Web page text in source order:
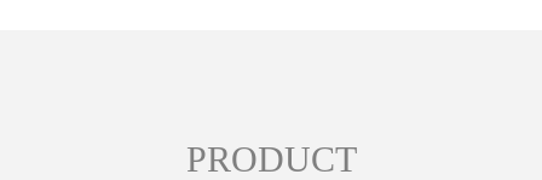
PRODUCT